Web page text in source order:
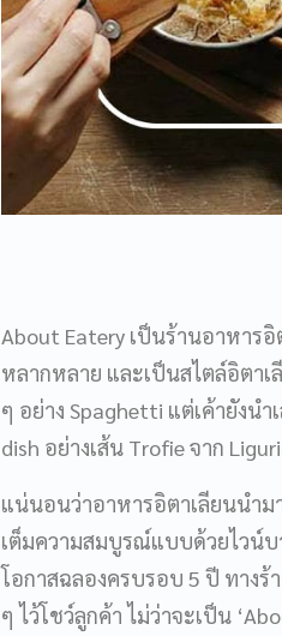
About Eatery เป็นร้านอาหาร
หลากหลาย และเป็นสไตล์อิตา
ๆ อย่าง Spaghetti แต่เค้ายังน
dish อย่างเส้น Trofie จาก
แน่นอนว่าอาหารอิตาเลียนนำม
เต็มความสมบูรณ์แบบด้วยไวน์บ
โอกาสฉลองครบรอบ 5 ปี ทาง
ๆ ไว้โชว์ลูกค้า ไม่ว่าจะเป็น